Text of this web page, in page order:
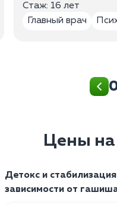
Стаж: 16 лет
Главный врач
Цены на
Детокс и
зависимости от